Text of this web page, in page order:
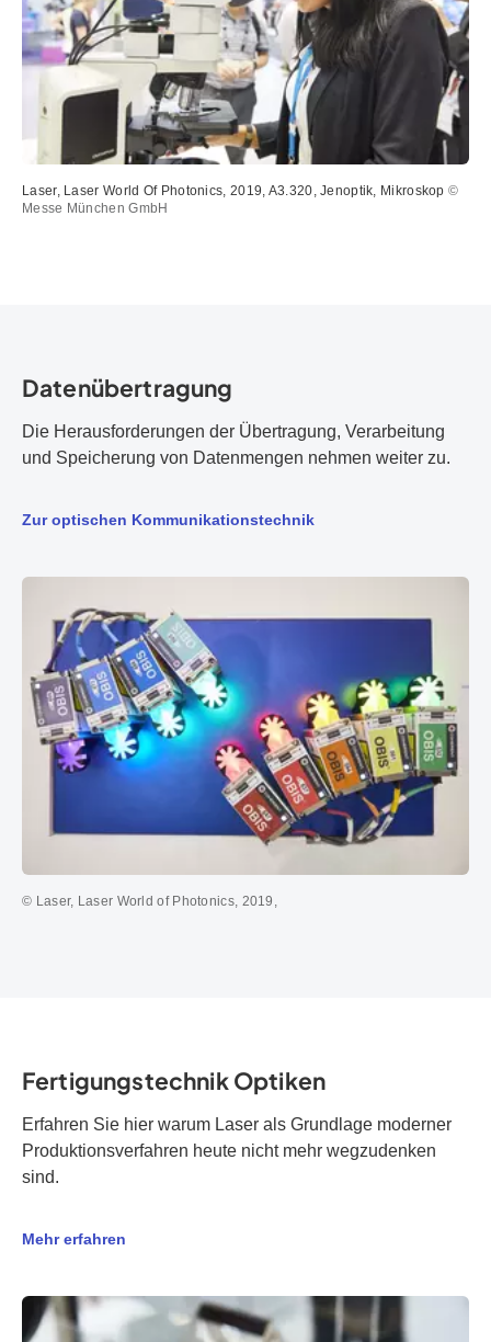
Laser, Laser World Of Photonics, 2019, A3.320, Jenoptik, Mikroskop ©
Messe München GmbH
Datenübertragung
Die Herausforderungen der Übertragung, Verarbeitung
und Speicherung von Datenmengen nehmen weiter zu.
Zur optischen Kommunikationstechnik
© Laser, Laser World of Photonics, 2019,
Fertigungstechnik Optiken
Erfahren Sie hier warum Laser als Grundlage moderner
Produktionsverfahren heute nicht mehr wegzudenken
sind.
Mehr erfahren